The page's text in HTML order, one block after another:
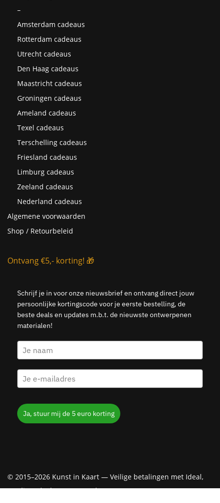
–
Amsterdam cadeaus
Rotterdam cadeaus
Utrecht cadeaus
Den Haag cadeaus
Maastricht cadeaus
Groningen cadeaus
Ameland cadeaus
Texel cadeaus
Terschelling cadeaus
Friesland cadeaus
Limburg cadeaus
Zeeland cadeaus
Nederland cadeaus
Algemene voorwaarden
Shop / Retourbeleid
Ontvang €5,- korting! 🎁
Schrijf je in voor onze nieuwsbrief en ontvang direct jouw
persoonlijke kortingscode voor je eerste bestelling, de
beste deals en updates m.b.t. de nieuwste ontwerpenen
materialen!
Ja, stuur mij de 5 euro korting
© 2015–2026 Kunst in Kaart — Veilige betalingen met Ideal,
Creditcard, Klarna & PayPal